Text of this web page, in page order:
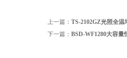
上一篇： TS-2102GZ光照全温
下一篇： BSD-WF1280大容量